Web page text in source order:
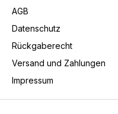
AGB
Datenschutz
Rückgaberecht
Versand und Zahlungen
Impressum